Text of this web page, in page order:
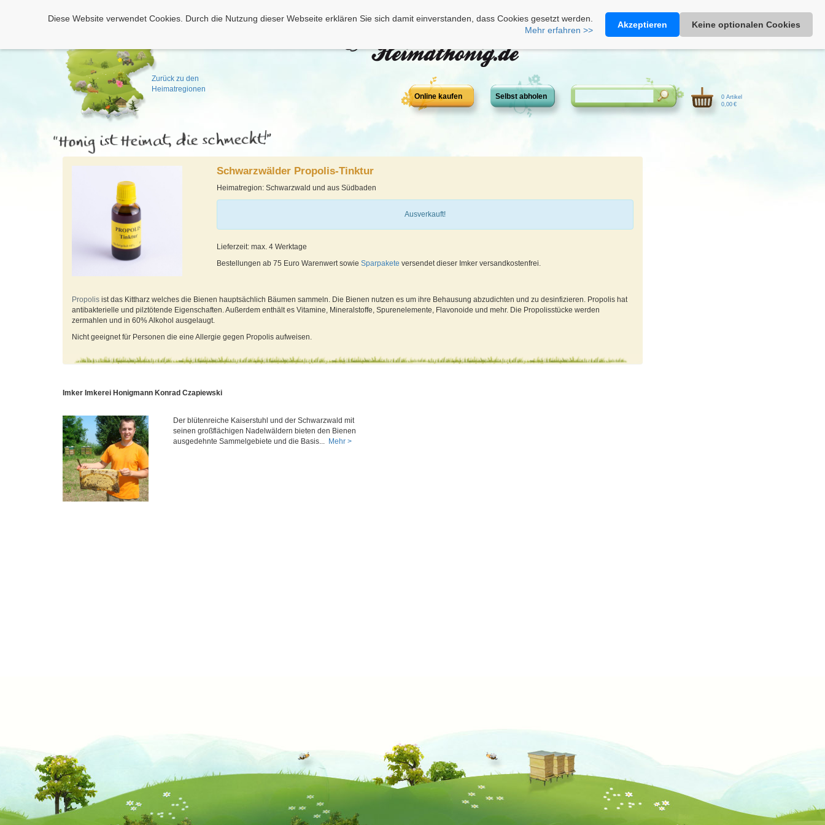
Zurück zu den
Heimatregionen
Heimathonig auf Facebook|Kunden-Login|Warenkorb
Diese Website verwendet Cookies. Durch die Nutzung dieser Webseite erklären Sie sich damit einverstanden, dass Cookies gesetzt werden.
Mehr erfahren >>
Akzeptieren Keine optionalen Cookies
Online kaufen Selbst abholen
0 Artikel
0,00 €
Schwarzwälder Propolis-Tinktur
Heimatregion: Schwarzwald und aus Südbaden
Ausverkauft!
Lieferzeit: max. 4 Werktage
Bestellungen ab 75 Euro Warenwert sowieSparpakete versendet dieser Imker versandkostenfrei.
Propolis ist das Kittharz welches die Bienen hauptsächlich Bäumen sammeln. Die Bienen nutzen es um ihre Behausung abzudichten und zu desinfizieren. Propolis hat
antibakterielle und pilztötende Eigenschaften. Außerdem enthält es Vitamine, Mineralstoffe, Spurenelemente, Flavonoide und mehr. Die Propolisstücke werden
zermahlen und in 60% Alkohol ausgelaugt.
Nicht geeignet für Personen die eine Allergie gegen Propolis aufweisen.
Imker Imkerei Honigmann Konrad Czapiewski
Der blütenreiche Kaiserstuhl und der Schwarzwald mit
seinen großflächigen Nadelwäldern bieten den Bienen
ausgedehnte Sammelgebiete und die Basis... Mehr >